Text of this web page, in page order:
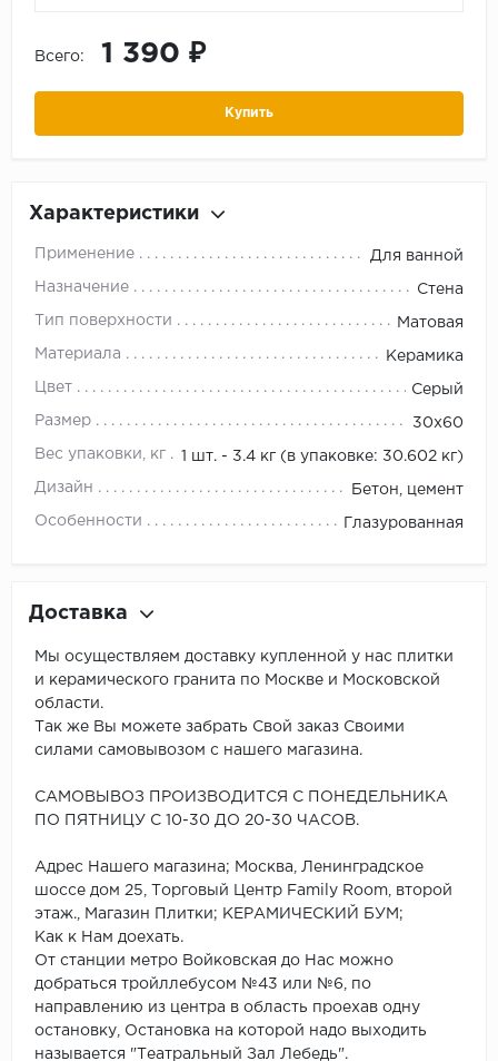
Всего: 1 390 ₽
Купить
Характеристики
Применение Для ванной
Назначение Стена
Тип поверхности Матовая
Материала Керамика
Цвет Серый
Размер 30х60
Вес упаковки, кг 1 шт. - 3.4 кг (в упаковке: 30.602 кг)
Дизайн Бетон, цемент
Особенности Глазурованная
Доставка
Мы осуществляем доставку купленной у нас плитки
и керамического гранита по Москве и Московской
области.
Так же Вы можете забрать Свой заказ Своими
силами самовывозом с нашего магазина.
САМОВЫВОЗ ПРОИЗВОДИТСЯ С ПОНЕДЕЛЬНИКА
ПО ПЯТНИЦУ С 10-30 ДО 20-30 ЧАСОВ.
Адрес Нашего магазина; Москва, Ленинградское
шоссе дом 25, Торговый Центр Family Room, второй
этаж., Магазин Плитки; КЕРАМИЧЕСКИЙ БУМ;
Как к Нам доехать.
От станции метро Войковская до Нас можно
добраться тройллебусом №43 или №6, по
направлению из центра в область проехав одну
остановку, Остановка на которой надо выходить
называется "Театральный Зал Лебедь".